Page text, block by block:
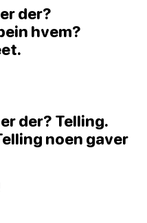
der?
hvem?
der? Telling.
noen gaver